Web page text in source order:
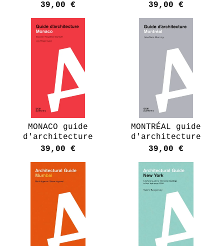
39,00 €
39,00 €
MONACO guide
d'architecture
39,00 €
MONTRÉAL guide
d'architecture
39,00 €